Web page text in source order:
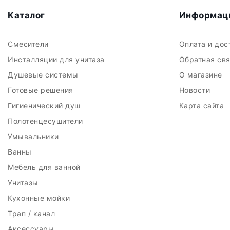
Каталог
Смесители
Инсталляции для унитаза
Душевые системы
Готовые решения
Гигиенический душ
Полотенцесушители
Умывальники
Ванны
Мебель для ванной
Унитазы
Кухонные мойки
Трап / канал
Оплата и
Обратная
О магазине
Новости
Карта сайта